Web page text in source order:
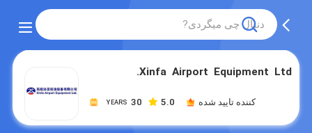
Xinfa Airport Equipment Ltd.
30
YEARS 5.0 کننده تایید شده